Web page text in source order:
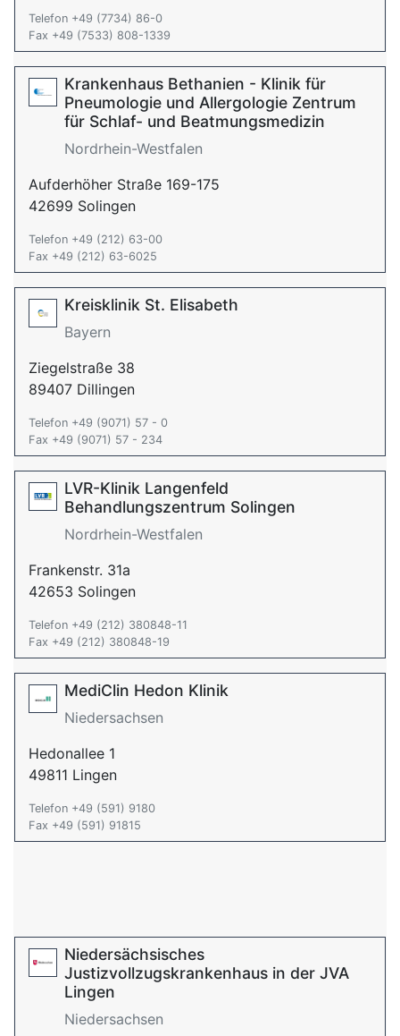
Telefon +49 (7734) 86-0
Fax +49 (7533) 808-1339
Krankenhaus Bethanien - Klinik für
Pneumologie und Allergologie Zentrum
für Schlaf- und Beatmungsmedizin
Nordrhein-Westfalen
Aufderhöher Straße 169-175
42699 Solingen
Telefon +49 (212) 63-00
Fax +49 (212) 63-6025
Kreisklinik St. Elisabeth
Bayern
Ziegelstraße 38
89407 Dillingen
Telefon +49 (9071) 57 - 0
Fax +49 (9071) 57 - 234
LVR-Klinik Langenfeld
Behandlungszentrum Solingen
Nordrhein-Westfalen
Frankenstr. 31a
42653 Solingen
Telefon +49 (212) 380848-11
Fax +49 (212) 380848-19
MediClin Hedon Klinik
Niedersachsen
Hedonallee 1
49811 Lingen
Telefon +49 (591) 9180
Fax +49 (591) 91815
Niedersächsisches
Justizvollzugskrankenhaus in der JVA
Lingen
Niedersachsen